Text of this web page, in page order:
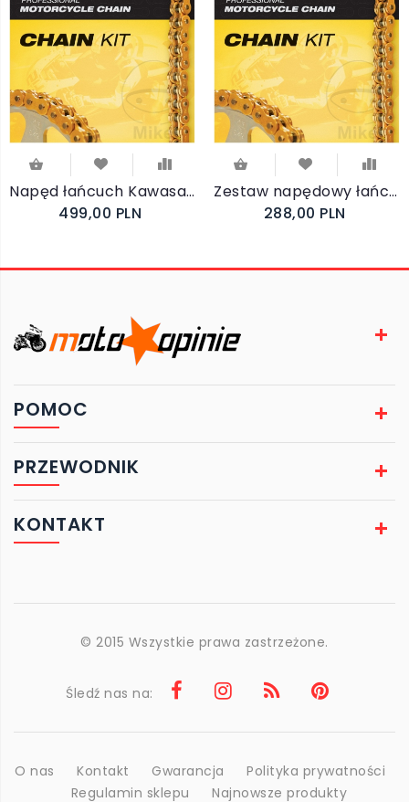
Napęd łańcuch Kawasaki Z750 2004-2006 DID
499,00 PLN
Zestaw napędowy łańcuch Yamaha WR 125 X 2009-2017
288,00 PLN
POMOC
PRZEWODNIK
KONTAKT
© 2015 Wszystkie prawa zastrzeżone.
Śledź nas na:
O nas Kontakt Gwarancja
Polityka prywatności
Regulamin sklepu
Najnowsze produkty